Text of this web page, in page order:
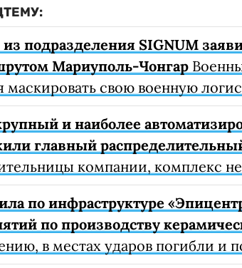
подразделения SIGNUM
Мариуполь-Чонгар
маскировать свою военную
и наиболее
главный
компании, комплекс
по инфраструктуре
по производству
в местах ударов погибли и